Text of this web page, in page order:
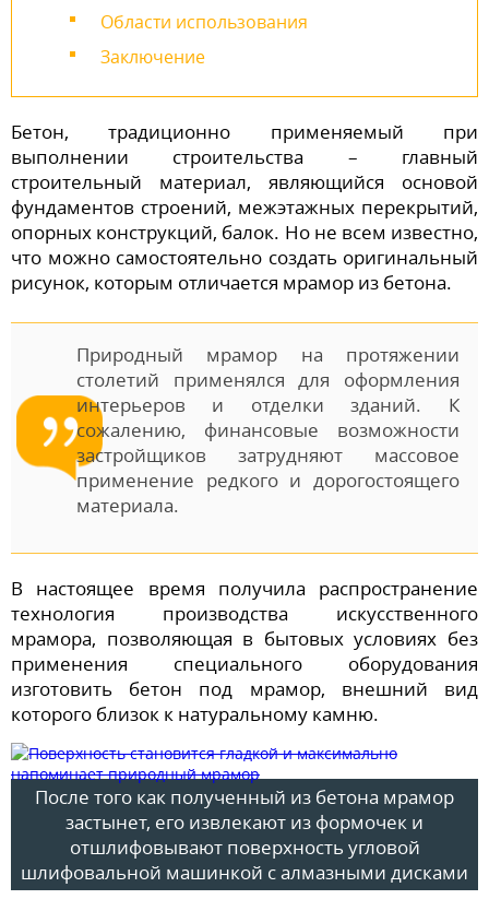
Области использования
Заключение
Бетон, традиционно применяемый при
выполнении строительства – главный
строительный материал, являющийся основой
фундаментов строений, межэтажных перекрытий,
опорных конструкций, балок. Но не всем известно,
что можно самостоятельно создать оригинальный
рисунок, которым отличается мрамор из бетона.
Природный мрамор на протяжении
столетий применялся для оформления
интерьеров и отделки зданий. К
сожалению, финансовые возможности
застройщиков затрудняют массовое
применение редкого и дорогостоящего
материала.
В настоящее время получила распространение
технология производства искусственного
мрамора, позволяющая в бытовых условиях без
применения специального оборудования
изготовить бетон под мрамор, внешний вид
которого близок к натуральному камню.
После того как полученный из бетона мрамор
застынет, его извлекают из формочек и
отшлифовывают поверхность угловой
шлифовальной машинкой с алмазными дисками